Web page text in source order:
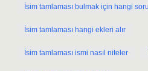
İsim tamlaması bulmak için hangi
İsim tamlaması hangi ekleri alır
İsim tamlaması ismi nasıl niteler